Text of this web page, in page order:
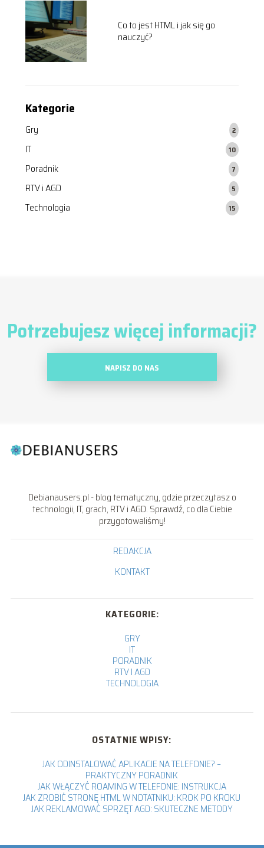
Co to jest HTML i jak się go
nauczyć?
Kategorie
Gry 2
IT 10
Poradnik 7
RTV i AGD 5
Technologia 15
Potrzebujesz więcej informacji?
NAPISZ DO NAS
Debianausers.pl - blog tematyczny, gdzie przeczytasz o
technologii, IT, grach, RTV i AGD. Sprawdź, co dla Ciebie
przygotowaliśmy!
REDAKCJA
KONTAKT
KATEGORIE:
GRY
IT
PORADNIK
RTV I AGD
TECHNOLOGIA
OSTATNIE WPISY:
JAK ODINSTALOWAĆ APLIKACJE NA TELEFONIE? –
PRAKTYCZNY PORADNIK
JAK WŁĄCZYĆ ROAMING W TELEFONIE: INSTRUKCJA
JAK ZROBIĆ STRONĘ HTML W NOTATNIKU: KROK PO KROKU
JAK REKLAMOWAĆ SPRZĘT AGD: SKUTECZNE METODY